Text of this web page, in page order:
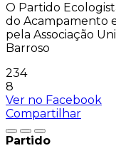
O Partido
do Acampamento
pela Associação
Barroso
234
8
Ver no Facebook
Compartilhar
Partido